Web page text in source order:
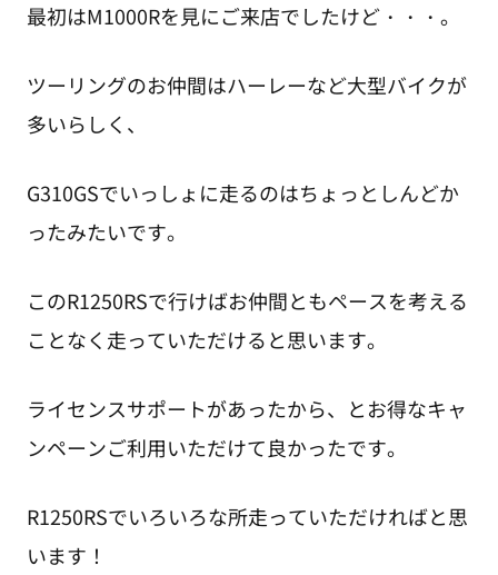
最初はM1000Rを見にご来店でしたけど・・・。
ツーリングのお仲間はハーレーなど大型バイクが
多いらしく、
G310GSでいっしょに走るのはちょっとしんどか
ったみたいです。
このR1250RSで行けばお仲間ともペースを考える
ことなく走っていただけると思います。
ライセンスサポートがあったから、とお得なキャ
ンペーンご利用いただけて良かったです。
R1250RSでいろいろな所走っていただければと思
います！